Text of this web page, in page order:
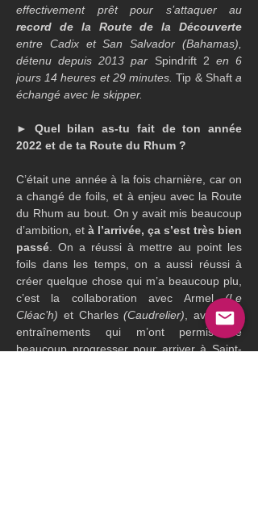
record de la Route de la Découverte
entre Cadix et San Salvador (Bahamas),
détenu depuis 2013 par Spindrift 2 en 6
jours 14 heures et 29 minutes. Tip & Shaft a
échangé avec le skipper.
► Quel bilan as-tu fait de ton année
2022 et de ta Route du Rhum ?
C’était une année à la fois charnière, car on
a changé de foils, et à enjeu avec la Route
du Rhum au bout. On y avait mis beaucoup
d’ambition, et à l’arrivée, ça s’est très bien
passé . On a réussi à mettre au point les
foils dans les temps, on a aussi réussi à
créer quelque chose qui m’a beaucoup plu,
c’est la collaboration avec Armel (Le
Cléac’h) et Charles (Caudrelier) , avec des
entraînements qui m’ont permis de
beaucoup progresser pour arriver à Saint-